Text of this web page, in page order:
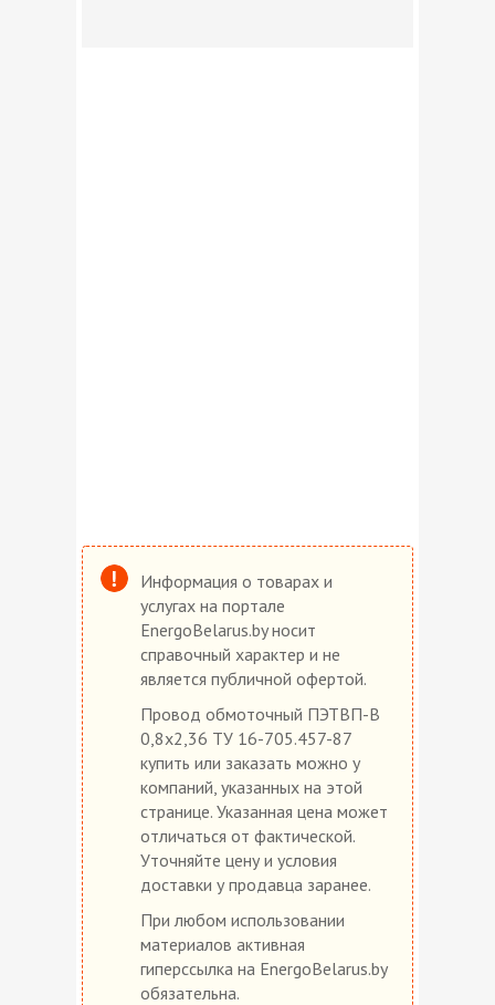
Информация о товарах и
услугах на портале
EnergoBelarus.by носит
справочный характер и не
является публичной офертой.
Провод обмоточный ПЭТВП-В
0,8х2,36 ТУ 16-705.457-87
купить или заказать можно у
компаний, указанных на этой
странице. Указанная цена может
отличаться от фактической.
Уточняйте цену и условия
доставки у продавца заранее.
При любом использовании
материалов активная
гиперссылка на EnergoBelarus.by
обязательна.